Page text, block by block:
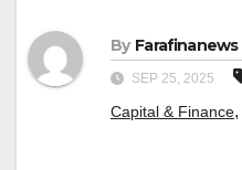
By Farafinanews
SEP 25, 2025
Capital & Finance,